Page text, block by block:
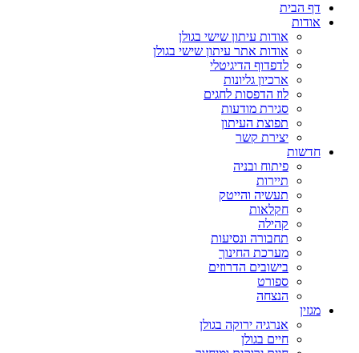
דף הבית
אודות
אודות עיתון שישי בגולן
אודות אתר עיתון שישי בגולן
לדפדוף הדיגיטלי
ארכיון גליונות
לוז הדפסות לחגים
סגירת מודעות
תפוצת העיתון
יצירת קשר
חדשות
פיתוח ובניה
תיירות
תעשיה והייטק
חקלאות
קהילה
תחבורה ונסיעות
מערכת החינוך
בישובים הדרוזים
ספורט
הנצחה
מגזין
אנרגיה ירוקה בגולן
חיים בגולן